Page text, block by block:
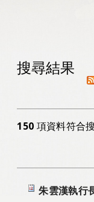
搜尋結果
150 項資料符合
朱雲漢執行